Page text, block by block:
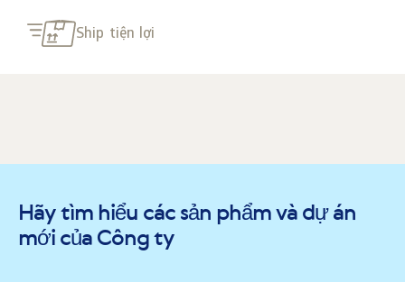
Ship tiện lợi
Hãy tìm hiểu các sản phẩm và dự án
mới của Công ty